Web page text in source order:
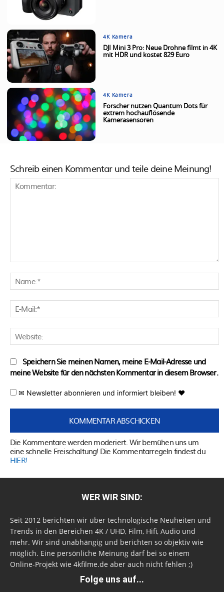
4K Kamera
DJI Mini 3 Pro: Neue Drohne filmt in 4K
mit HDR und kostet 829 Euro
4K Kamera
Forscher nutzen Quantum Dots für
extrem hochauflösende
Kamerasensoren
Schreib einen Kommentar und teile deine Meinung!
Speichern Sie meinen Namen, meine E-Mail-Adresse und
meine Website für den nächsten Kommentar in diesem Browser.
✉ Newsletter abonnieren und informiert bleiben! ♥
Die Kommentare werden moderiert. Wir bemühen uns um
eine schnelle Freischaltung! Die Kommentarregeln findest du
HIER!
WER WIR SIND:
Seit 2012 berichten wir über technologische Neuheiten und
Trends in den Bereichen 4K / UHD, Film, Hifi, Audio und
mehr. Wir sind unabhängig und berichten so objektiv wie
möglich. Eine persönliche Meinung darf bei so einem
Online-Projekt wie 4kfilme.de aber auch nicht fehlen ;)
Folge uns auf...